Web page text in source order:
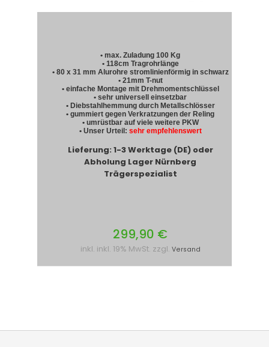
• max. Zuladung 100 Kg
• 118cm Tragrohrlänge
• 80 x 31 mm Alurohre stromlinienförmig in schwarz
• 21mm T-nut
• einfache Montage mit Drehmomentschlüssel
• sehr universell einsetzbar
• Diebstahlhemmung durch Metallschlösser
• gummiert gegen Verkratzungen der Reling
• umrüstbar auf viele weitere PKW
• Unser Urteil: sehr empfehlenswert
Lieferung: 1-3 Werktage (DE) oder
Abholung Lager Nürnberg
Trägerspezialist
299,90 €
inkl. inkl. 19% MwSt. zzgl. Versand